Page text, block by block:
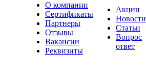
О компании
Сертификаты
Партнеры
Отзывы
Вакансии
Реквизиты
Акции
Новости
Статьи
Вопрос
ответ